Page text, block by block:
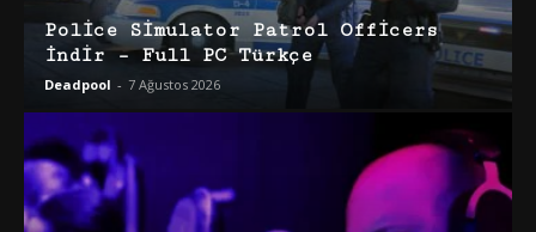
Police Simulator Patrol Officers
İndir – Full PC Türkçe
Deadpool - 7 Ağustos 2026